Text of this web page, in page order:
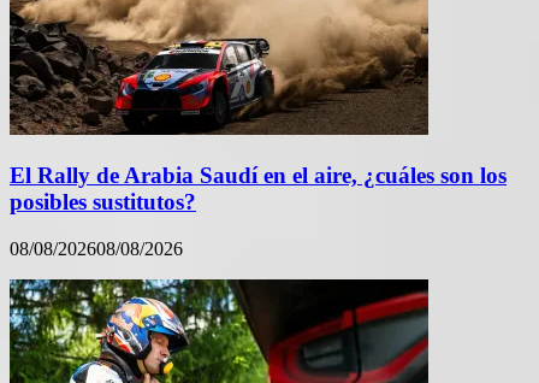
El Rally de Arabia Saudí en el aire, ¿cuáles son los
posibles sustitutos?
08/08/202608/08/2026